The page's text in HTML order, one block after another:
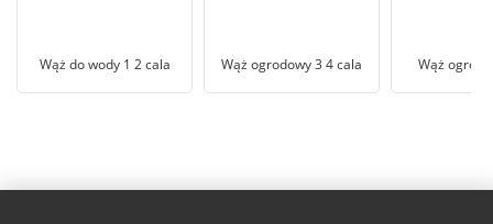
Wąż do wody 1 2 cala Wąż ogrodowy 3 4 cala Wąż